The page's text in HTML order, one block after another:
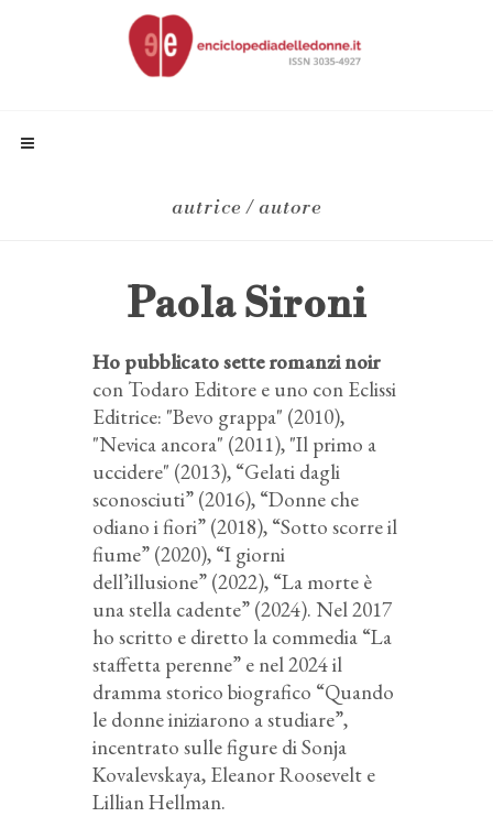
autrice / autore
Paola Sironi
Ho pubblicato sette romanzi noir
con Todaro Editore e uno con Eclissi
Editrice: "Bevo grappa" (2010),
"Nevica ancora" (2011), "Il primo a
uccidere" (2013), “Gelati dagli
sconosciuti” (2016), “Donne che
odiano i fiori” (2018), “Sotto scorre il
fiume” (2020), “I giorni
dell’illusione” (2022), “La morte è
una stella cadente” (2024). Nel 2017
ho scritto e diretto la commedia “La
staffetta perenne” e nel 2024 il
dramma storico biografico “Quando
le donne iniziarono a studiare”,
incentrato sulle figure di Sonja
Kovalevskaya, Eleanor Roosevelt e
Lillian Hellman.